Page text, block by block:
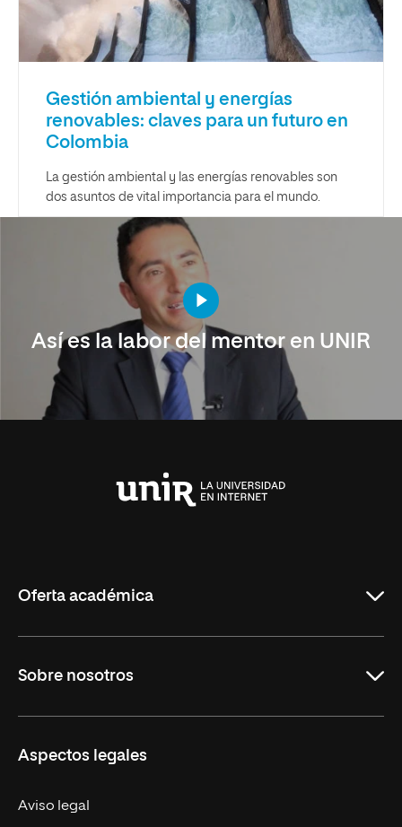
Gestión ambiental y energías
renovables: claves para un futuro en
Colombia
La gestión ambiental y las energías renovables son
dos asuntos de vital importancia para el mundo.
Así es la labor del mentor en UNIR
Oferta académica
Maestrías
Sobre nosotros
Trabaja en UNIR
Actualidad
Aspectos legales
Aviso legal